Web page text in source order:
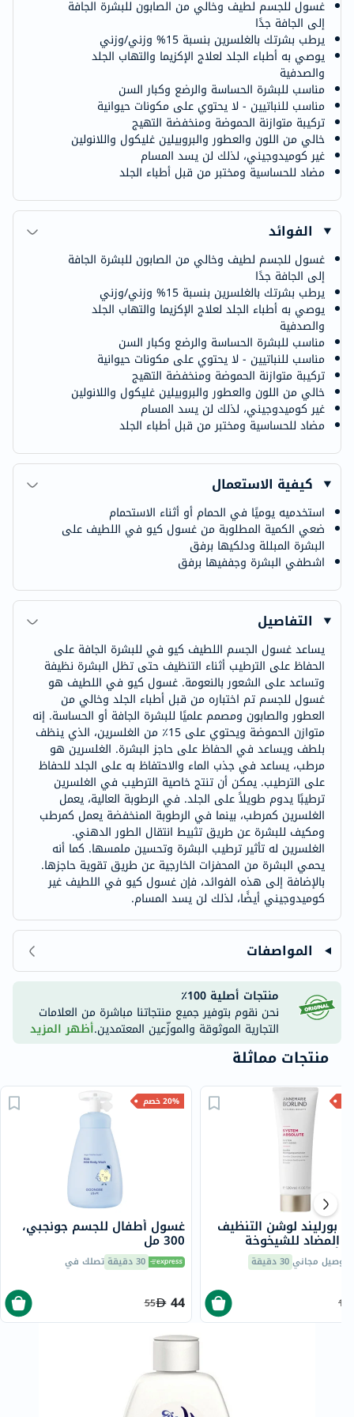
غسول للجسم لطيف وخالي من الصابون للبشرة الجافة
إلى الجافة جدًا
يرطب بشرتك بالغلسرين بنسبة 15% وزني/وزني
يوصي به أطباء الجلد لعلاج الإكزيما والتهاب الجلد
والصدفية
مناسب للبشرة الحساسة والرضع وكبار السن
مناسب للنباتيين - لا يحتوي على مكونات حيوانية
تركيبة متوازنة الحموضة ومنخفضة التهيج
خالي من اللون والعطور والبروبيلين غليكول واللانولين
غير كوميدوجيني، لذلك لن يسد المسام
مضاد للحساسية ومختبر من قبل أطباء الجلد
الفوائد
غسول للجسم لطيف وخالي من الصابون للبشرة الجافة
إلى الجافة جدًا
يرطب بشرتك بالغلسرين بنسبة 15% وزني/وزني
يوصي به أطباء الجلد لعلاج الإكزيما والتهاب الجلد
والصدفية
مناسب للبشرة الحساسة والرضع وكبار السن
مناسب للنباتيين - لا يحتوي على مكونات حيوانية
تركيبة متوازنة الحموضة ومنخفضة التهيج
خالي من اللون والعطور والبروبيلين غليكول واللانولين
غير كوميدوجيني، لذلك لن يسد المسام
مضاد للحساسية ومختبر من قبل أطباء الجلد
كيفية الاستعمال
استخدميه يوميًا في الحمام أو أثناء الاستحمام
ضعي الكمية المطلوبة من غسول كيو في اللطيف على
البشرة المبللة ودلكيها برفق
اشطفي البشرة وجففيها برفق
التفاصيل
يساعد غسول الجسم اللطيف كيو في للبشرة الجافة على
الحفاظ على الترطيب أثناء التنظيف حتى تظل البشرة نظيفة
وتساعد على الشعور بالنعومة. غسول كيو في اللطيف هو
غسول للجسم تم اختباره من قبل أطباء الجلد وخالي من
العطور والصابون ومصمم علميًا للبشرة الجافة أو الحساسة. إنه
متوازن الحموضة ويحتوي على 15٪ من الغلسرين، الذي ينظف
بلطف ويساعد في الحفاظ على حاجز البشرة. الغلسرين هو
مرطب، يساعد في جذب الماء والاحتفاظ به على الجلد للحفاظ
على الترطيب. يمكن أن تنتج خاصية الترطيب في الغلسرين
ترطيبًا يدوم طويلاً على الجلد. في الرطوبة العالية، يعمل
الغلسرين كمرطب، بينما في الرطوبة المنخفضة يعمل كمرطب
ومكيف للبشرة عن طريق تثبيط انتقال الطور الدهني.
الغلسرين له تأثير ترطيب البشرة وتحسين ملمسها. كما أنه
يحمي البشرة من المحفزات الخارجية عن طريق تقوية حاجزها.
بالإضافة إلى هذه الفوائد، فإن غسول كيو في اللطيف غير
كوميدوجيني أيضًا، لذلك لن يسد المسام.
المواصفات
منتجات أصلية 100٪
نحن نقوم بتوفير جميع منتجاتنا مباشرة من العلامات
التجارية الموثوقة والموزّعين المعتمدين.أظهر المزيد
منتجات مماثلة
20% خصم
غسول أطفال للجسم جونجبي،
300 مل
30 دقيقة تصلك في
44
55
بورليند لوشن التنظيف
المضاد للشيخوخة
سيستم 120 ملتوصيل مجاني30 دقيقة